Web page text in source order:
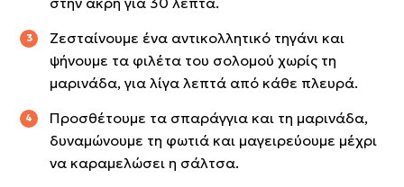
Ζεσταίνουμε ένα αντικολλητικό τηγάνι και
ψήνουμε τα φιλέτα του σολομού χωρίς τη
μαρινάδα, για λίγα λεπτά από κάθε πλευρά.
Προσθέτουμε τα σπαράγγια και τη μαρινάδα,
δυναμώνουμε τη φωτιά και μαγειρεύουμε μέχρι
να καραμελώσει η σάλτσα.